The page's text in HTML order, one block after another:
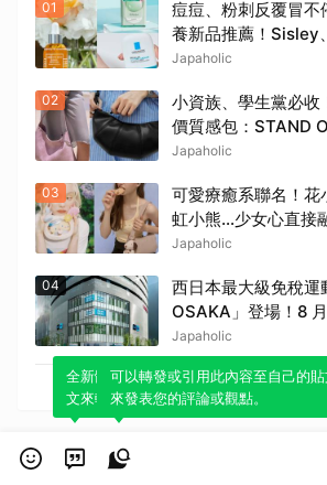
01
痘痘、粉刺反覆冒
養新品推薦！Sisley
innisfree、Bifesta 4
Japaholic
02
小資族、學生黨必收
價質感包：STAND
PEDRO…通勤約會都
Japaholic
03
可愛療癒系聯名！花
虹小熊…少女心直接
藏太勸敗
Japaholic
04
西日本最大級免稅
OSAKA」登場！8
新開幕！
Japaholic
最新消息
全新體驗！一鍵引用此內容，透過發布貼
文來輕鬆表達個人立場。
可以轉發或引用此內容至自己的貼
來發表您的評論或觀點。